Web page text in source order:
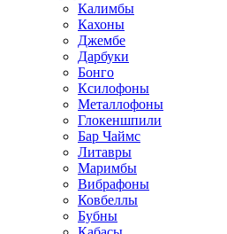
Калимбы
Кахоны
Джембе
Дарбуки
Бонго
Ксилофоны
Металлофоны
Глокеншпили
Бар Чаймс
Литавры
Маримбы
Вибрафоны
Ковбеллы
Бубны